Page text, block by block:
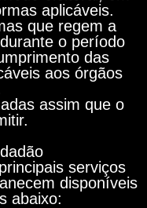
aplicáveis.
que regem a
o período
das
aos órgãos
assim que o
serviços
disponíveis
abaixo: